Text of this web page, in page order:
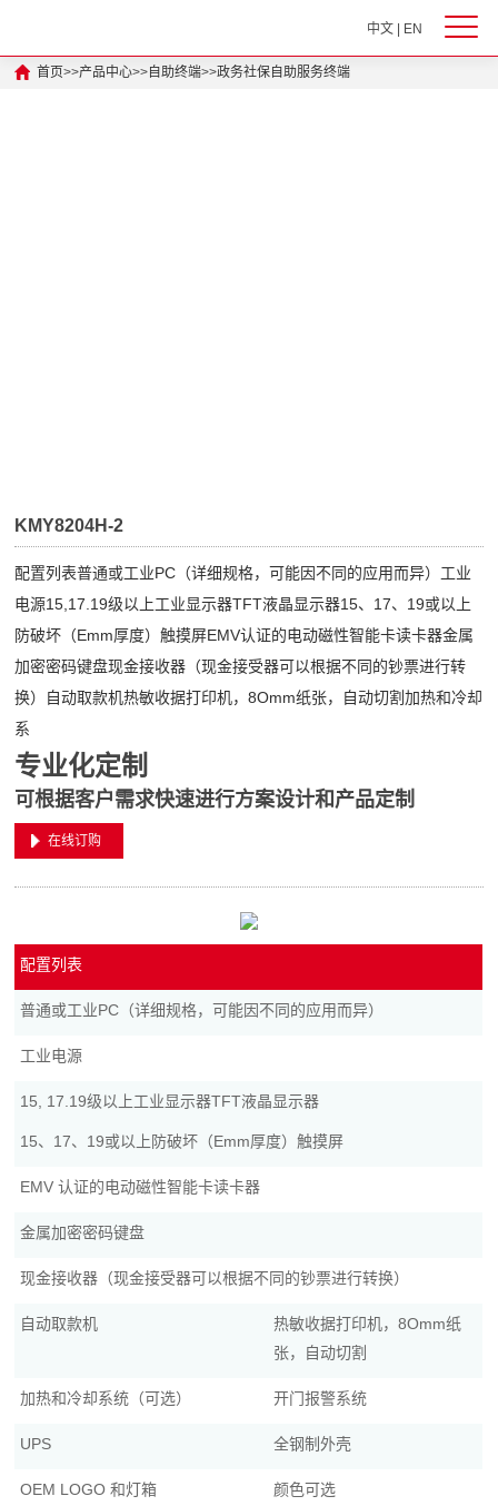
中文| EN
首页>>产品中心>>自助终端>>政务社保自助服务终端
KMY8204H-2
配置列表普通或工业PC（详细规格，可能因不同的应用而异）工业
电源15,17.19级以上工业显示器TFT液晶显示器15、17、19或以上
防破坏（Emm厚度）触摸屏EMV认证的电动磁性智能卡读卡器金属
加密密码键盘现金接收器（现金接受器可以根据不同的钞票进行转
换）自动取款机热敏收据打印机，8Omm纸张，自动切割加热和冷却
系
专业化定制
可根据客户需求快速进行方案设计和产品定制
在线订购
配置列表
普通或工业PC（详细规格，可能因不同的应用而异）
工业电源
15, 17.19级以上工业显示器TFT液晶显示器
15、17、19或以上防破坏（Emm厚度）触摸屏
EMV 认证的电动磁性智能卡读卡器
金属加密密码键盘
现金接收器（现金接受器可以根据不同的钞票进行转换）
自动取款机
热敏收据打印机，8Omm纸
张，自动切割
加热和冷却系统（可选） 开门报警系统
UPS 全钢制外壳
OEM LOGO 和灯箱 颜色可选